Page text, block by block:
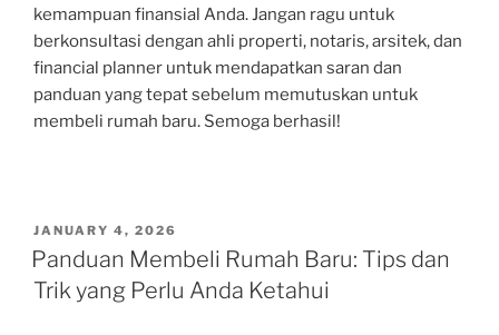
kemampuan finansial Anda. Jangan ragu untuk
berkonsultasi dengan ahli properti, notaris, arsitek, dan
financial planner untuk mendapatkan saran dan
panduan yang tepat sebelum memutuskan untuk
membeli rumah baru. Semoga berhasil!
POSTED
ON
JANUARY 4, 2026
Panduan Membeli Rumah Baru: Tips dan
Trik yang Perlu Anda Ketahui